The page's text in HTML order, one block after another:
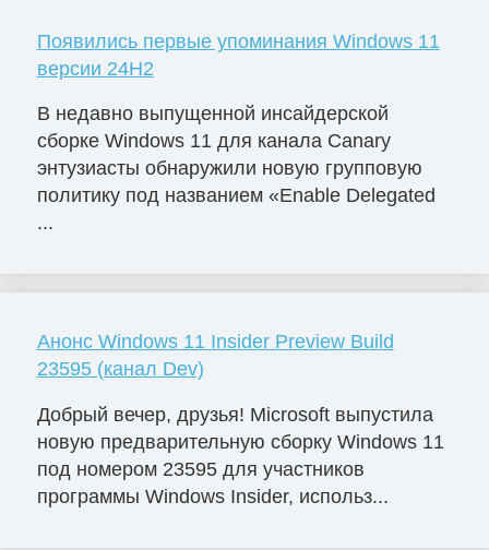
Появились первые упоминания Windows 11
версии 24H2
В недавно выпущенной инсайдерской
сборке Windows 11 для канала Canary
энтузиасты обнаружили новую групповую
политику под названием «Enable Delegated
...
Анонс Windows 11 Insider Preview Build
23595 (канал Dev)
Добрый вечер, друзья! Microsoft выпустила
новую предварительную сборку Windows 11
под номером 23595 для участников
программы Windows Insider, использ...